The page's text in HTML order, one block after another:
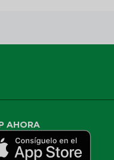
AHORA